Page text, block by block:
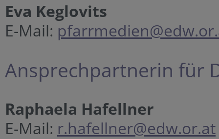
Eva Keglovits
E-Mail:
Ansprechpartnerin für
Raphaela Hafellner
E-Mail: r.hafellner@edw.or.at